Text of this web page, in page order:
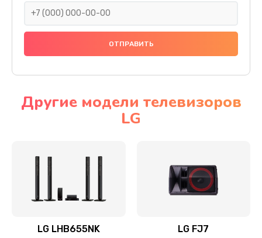
Прошивка
Ремонт механики привода
Ремонт / замена кнопок, клавиш, индикаторов,
Другие модели телевизоров
LG
LG LHB655NK LG FJ7